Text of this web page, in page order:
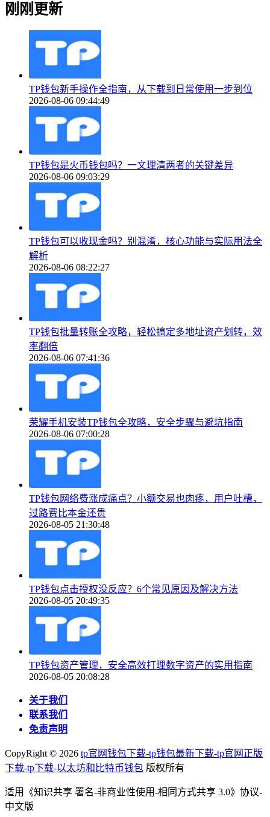
刚刚更新
TP钱包新手操作全指南，从下载到日常使用一步到位
2026-08-06 09:44:49
TP钱包是火币钱包吗？一文理清两者的关键差异
2026-08-06 09:03:29
TP钱包可以收现金吗？别混淆，核心功能与实际用法全
解析
2026-08-06 08:22:27
TP钱包批量转账全攻略，轻松搞定多地址资产划转，效
率翻倍
2026-08-06 07:41:36
荣耀手机安装TP钱包全攻略，安全步骤与避坑指南
2026-08-06 07:00:28
TP钱包网络费涨成痛点？小额交易也肉疼，用户吐槽，
过路费比本金还贵
2026-08-05 21:30:48
TP钱包点击授权没反应？6个常见原因及解决方法
2026-08-05 20:49:35
TP钱包资产管理，安全高效打理数字资产的实用指南
2026-08-05 20:08:28
关于我们
联系我们
免责声明
CopyRight © 2026 tp官网钱包下载-tp钱包最新下载-tp官网正版
下载-tp下载-以太坊和比特币钱包 版权所有
适用《知识共享 署名-非商业性使用-相同方式共享 3.0》协议-
中文版